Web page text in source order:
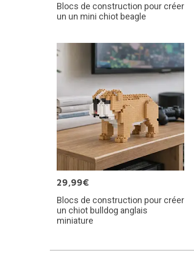
Blocs de construction pour créer
un un mini chiot beagle
29,99€
Blocs de construction pour créer
un chiot bulldog anglais
miniature